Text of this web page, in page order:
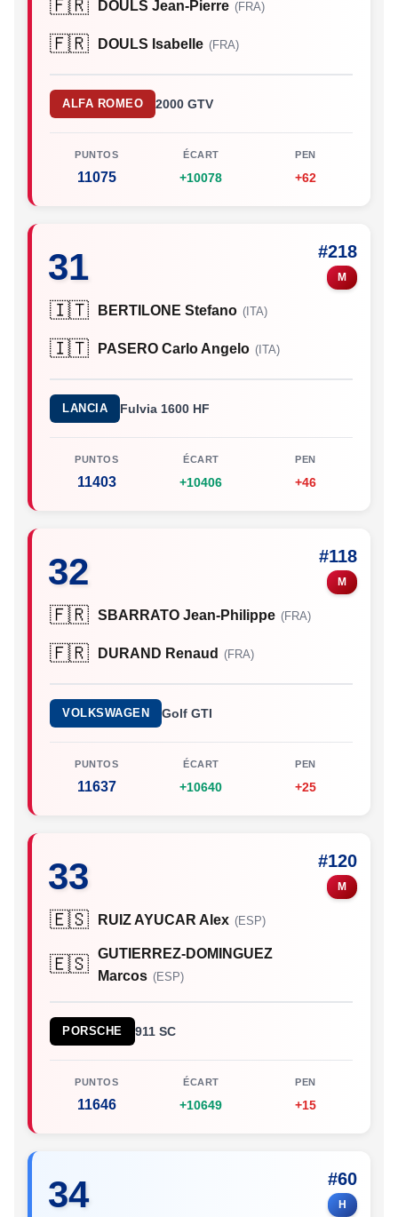
🇫🇷 DOULS Jean-Pierre (FRA)
🇫🇷 DOULS Isabelle (FRA)
ALFA ROMEO 2000 GTV
PUNTOS
11075
ÉCART
+10078
PEN
+62
31 #218
M
🇮🇹 BERTILONE Stefano (ITA)
🇮🇹 PASERO Carlo Angelo (ITA)
LANCIA Fulvia 1600 HF
PUNTOS
11403
ÉCART
+10406
PEN
+46
32 #118
M
🇫🇷 SBARRATO Jean-Philippe (FRA)
🇫🇷 DURAND Renaud (FRA)
VOLKSWAGEN Golf GTI
PUNTOS
11637
ÉCART
+10640
PEN
+25
33 #120
M
🇪🇸 RUIZ AYUCAR Alex (ESP)
🇪🇸 GUTIERREZ-DOMINGUEZ
Marcos (ESP)
PORSCHE 911 SC
PUNTOS
11646
ÉCART
+10649
PEN
+15
34 #60
H